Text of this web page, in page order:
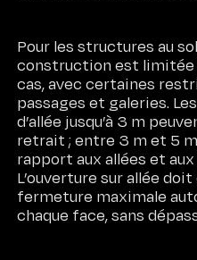
Pour les structures au
construction est limitée
cas, avec certaines
passages et galeries.
d’allée jusqu’à 3 m
retrait ; entre 3 m et 5
rapport aux allées et
L’ouverture sur allée
fermeture maximale
chaque face, sans